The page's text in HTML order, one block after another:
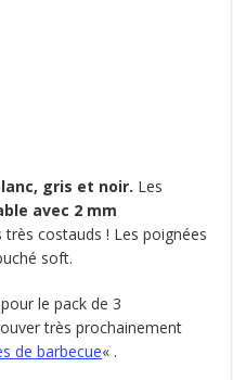
gris et noir. Les
avec 2 mm
costauds ! Les poignées
soft.
le pack de 3
très prochainement
de barbecue« .